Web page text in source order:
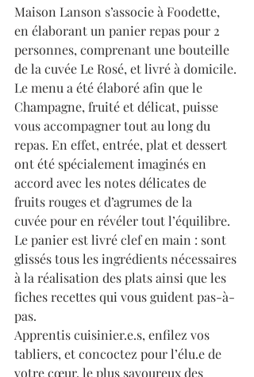
Maison Lanson s’associe à Foodette,
en élaborant un panier repas pour 2
personnes, comprenant une bouteille
de la cuvée Le Rosé, et livré à domicile.
Le menu a été élaboré afin que le
Champagne, fruité et délicat, puisse
vous accompagner tout au long du
repas. En effet, entrée, plat et dessert
ont été spécialement imaginés en
accord avec les notes délicates de
fruits rouges et d’agrumes de la
cuvée pour en révéler tout l’équilibre.
Le panier est livré clef en main : sont
glissés tous les ingrédients nécessaires
à la réalisation des plats ainsi que les
fiches recettes qui vous guident pas-à-
pas.
Apprentis cuisinier.e.s, enfilez vos
tabliers, et concoctez pour l’élu.e de
votre cœur, le plus savoureux des